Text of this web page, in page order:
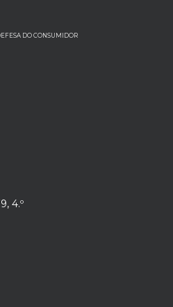
DO CONSUMIDOR
4.º